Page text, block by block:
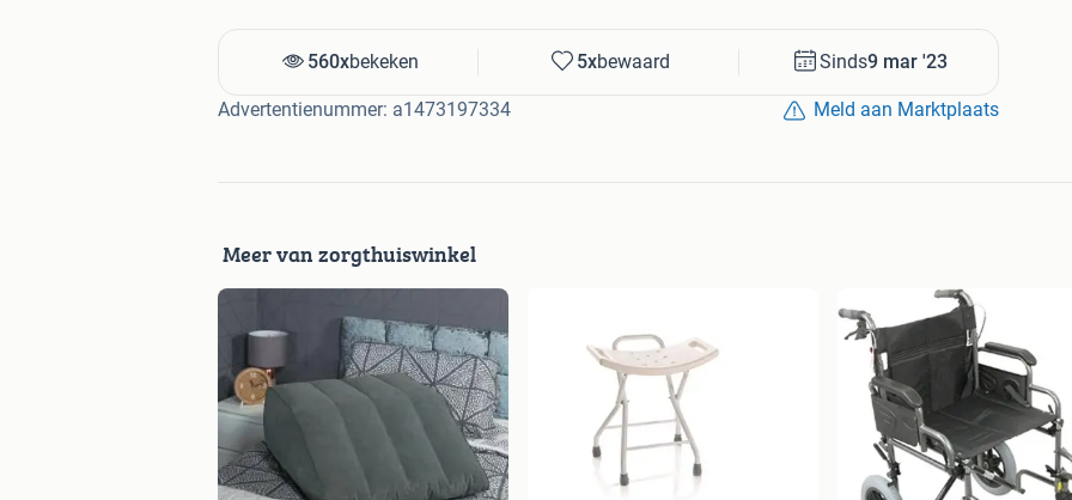
560xbekeken 5xbewaard Sinds9 mar '23
Advertentienummer: a1473197334 Meld aan Marktplaats
Meer van zorgthuiswinkel